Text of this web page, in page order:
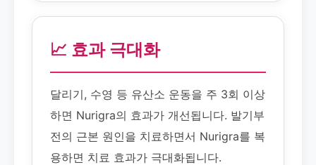
📈 효과 극대화
달리기, 수영 등 유산소 운동을 주 3회 이상
하면 Nurigra의 효과가 개선됩니다. 발기부
전의 근본 원인을 치료하면서 Nurigra를 복
용하면 치료 효과가 극대화됩니다.